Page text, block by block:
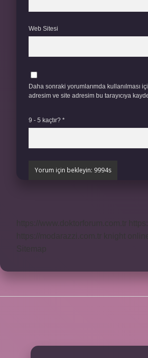
Web Sitesi
Daha sonraki yorumlarımda kullanılması
adresim ve site adresim bu tarayıcıya
9 - 5 kaçtır? *